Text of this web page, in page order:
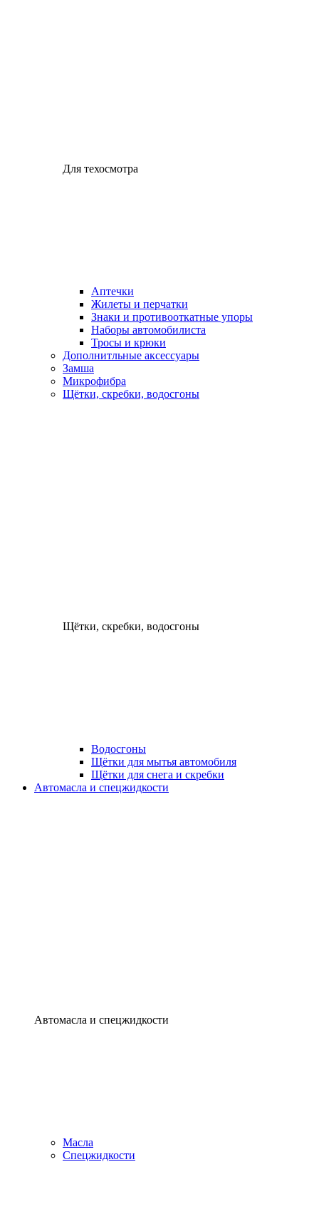
Для техосмотра
Аптечки
Жилеты и перчатки
Знаки и противооткатные упоры
Наборы автомобилиста
Тросы и крюки
Дополнитльные аксессуары
Замша
Микрофибра
Щётки, скребки, водосгоны
Щётки, скребки, водосгоны
Водосгоны
Щётки для мытья автомобиля
Щётки для снега и скребки
Автомасла и спецжидкости
Автомасла и спецжидкости
Масла
Спецжидкости